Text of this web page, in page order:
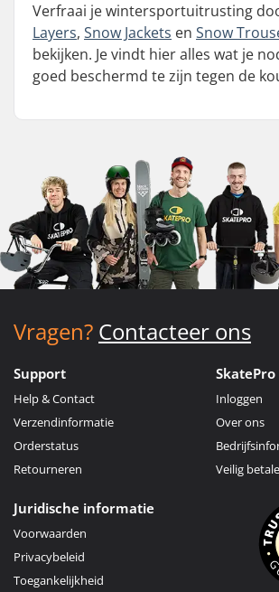
Verfraai je wintersportuitrusting
Layers, Snow Jackets en Snow
bekijken. Je vindt hier alles wat je
goed beschermd te zijn tegen de
Vragen? Contacteer ons
Support
Help & Contact
Verzendinformatie
Orderstatus
Retourneren
SkatePro
Inloggen
Over ons
Veilig
Juridische informatie
Voorwaarden
Privacybeleid
Toegankelijkheid